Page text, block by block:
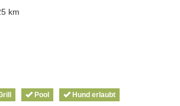
km
Pool Hund erlaubt